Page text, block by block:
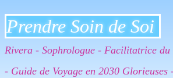
Prendre Soin de Soi
Rivera - Sophrologue - Facilitatrice
- Guide de Voyage en 2030 Glorieuses